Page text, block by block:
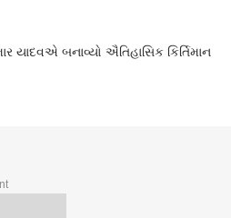
યાદવએ બનાવ્યો ઐતિહાસિક કિર્તિમાન